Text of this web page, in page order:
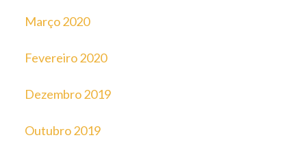
Março 2020
Fevereiro 2020
Dezembro 2019
Outubro 2019